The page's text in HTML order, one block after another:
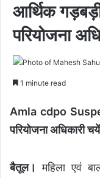
आर्थिक
परियोजना
1 minute read
Amla cdpo
परियोजना अधिकारी
बैतूल। महिला एवं